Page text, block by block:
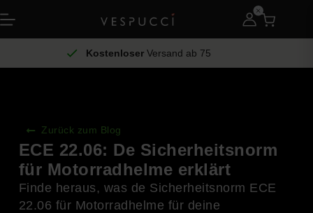
KostenloserVersand ab 75
Zurück zum Blog
ECE 22.06: De Sicherheitsnorm
für Motorradhelme erklärt
Finde heraus, was de Sicherheitsnorm ECE
22.06 für Motorradhelme für deine